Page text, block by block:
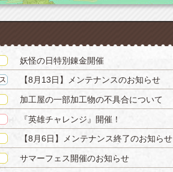
妖怪の日特別錬金開催
【8月13日】メンテナンスのお知らせ
加工屋の一部加工物の不具合について
『英雄チャレンジ』開催！
【8月6日】メンテナンス終了のお知らせ
サマーフェス開催のお知らせ